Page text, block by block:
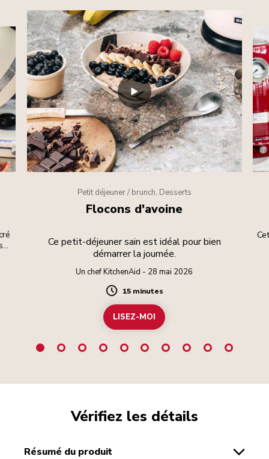
Petit déjeuner / brunch, Desserts
Flocons d'avoine
Ce petit-déjeuner sain est idéal pour bien
démarrer la journée.
Un chef KitchenAid - 28 mai 2026
Duration
15 minutes
LISEZ-MOI
Vérifiez les détails
résumé du produit